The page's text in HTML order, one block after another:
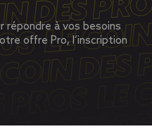
répondre à vos besoins
offre Pro, l’inscription